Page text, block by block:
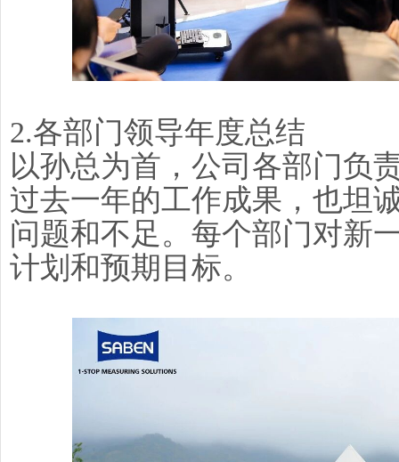
2.各部门领导年度总结
以孙总为首，公司各部门负
过去一年的工作成果，也坦
问题和不足。每个部门对新
计划和预期目标。